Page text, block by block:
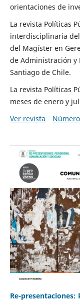
orientaciones de
La revista Políticas
interdisciplinaria
del Magíster en
de Administración y
Santiago de Chile.
La revista Políticas
meses de enero y
Ver revista
Re-